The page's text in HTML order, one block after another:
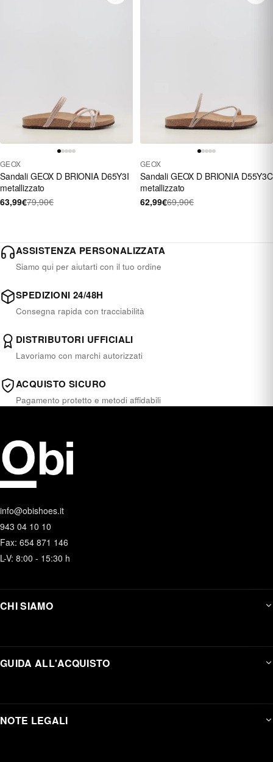
GEOX
Sandali GEOX D BRIONIA D65Y3I
metallizzato
63,99€79,90€
GEOX
Sandali GEOX D BRIONIA D55Y3C
metallizzato
62,99€69,90€
ASSISTENZA PERSONALIZZATA
Siamo qui per aiutarti con il tuo ordine
SPEDIZIONI 24/48H
Consegna rapida con tracciabilità
DISTRIBUTORI UFFICIALI
Lavoriamo con marchi autorizzati
ACQUISTO SICURO
Pagamento protetto e metodi affidabili
info@obishoes.it
943 04 10 10
Fax: 654 871 146
L-V: 8:00 - 15:30 h
CHI SIAMO
GUIDA ALL'ACQUISTO
NOTE LEGALI